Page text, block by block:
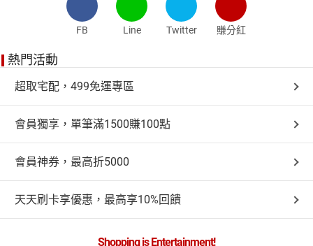
FB Line Twitter 賺分紅
熱門活動
超取宅配，499免運專區
會員獨享，單筆滿1500賺100點
會員神券，最高折5000
天天刷卡享優惠，最高享10%回饋
Shopping is Entertainment!